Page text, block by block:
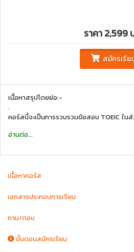
ราคา 2,599
สมัครเรีย
เนื้อหาสรุปโดยย่อ:-
.
คอร์สนี้จะเป็นการรวบรวมข้อสอบ TOEIC ใน
.
.
300 ข้อ อีกทั้งยังมีข้อสอบให้ดาวน์โหลดเพื่อใ
2.)ได้เรียนรู้แนวข้อสอบ TOEIC Part 5 พร้อม
.
กับมีทริค-เทคนิค และเคล็ดลับในการฝึกฝนให้
เสมือนได้เรียนคอร์สสอนสดกับทางสถาบัน
อ่านต่อ...
เนื้อหาคอร์ส
เอกสารประกอบการเรียน
ถาม/ตอบ
ขั้นตอนสมัครเรียน